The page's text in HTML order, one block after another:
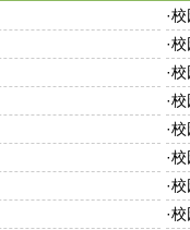
·校
·校
·校
·校
·校
·校
·校
·校